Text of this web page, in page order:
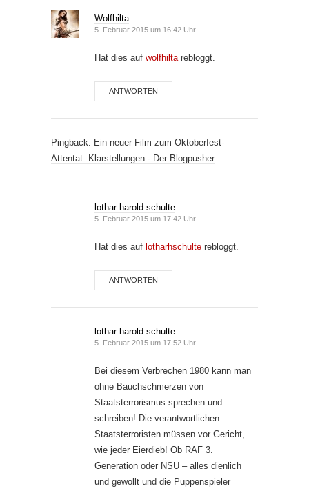
Wolfhilta
5. Februar 2015 um 16:42 Uhr
Hat dies auf wolfhilta rebloggt.
ANTWORTEN
Pingback: Ein neuer Film zum Oktoberfest-
Attentat: Klarstellungen - Der Blogpusher
lothar harold schulte
5. Februar 2015 um 17:42 Uhr
Hat dies auf lotharhschulte rebloggt.
ANTWORTEN
lothar harold schulte
5. Februar 2015 um 17:52 Uhr
Bei diesem Verbrechen 1980 kann man
ohne Bauchschmerzen von
Staatsterrorismus sprechen und
schreiben! Die verantwortlichen
Staatsterroristen müssen vor Gericht,
wie jeder Eierdieb! Ob RAF 3.
Generation oder NSU – alles dienlich
und gewollt und die Puppenspieler